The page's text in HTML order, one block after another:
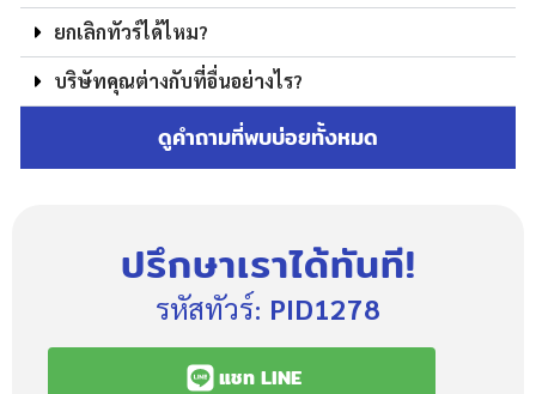
ยกเลิกทัวร์ได้ไหม?
บริษัทคุณต่างกับที่อื่นอย่างไร?
ดูคำถามที่พบบ่อยทั้งหมด
ปรึกษาเราได้ทันที!
รหัสทัวร์: PID1278
แชท LINE